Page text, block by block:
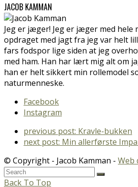
JACOB KAMMAN
Jeg er jæger! Jeg er jæger med hele
opdraget med jagt fra jeg var helt
fars fodspor lige siden at jeg
med ham. Han har lært mig alt om
han er helt sikkert min rollemodel
naturmenneske.
Facebook
Instagram
previous post: Kravle-bukken
next post: Min allerførste
© Copyright - Jacob Kamman - Web
Back To Top